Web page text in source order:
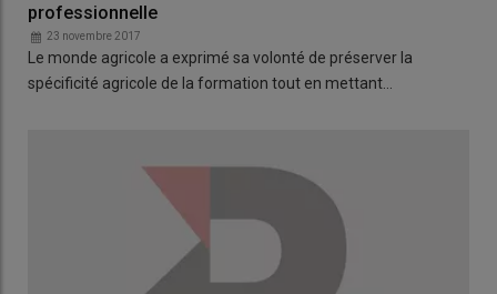
professionnelle
23 novembre 2017
Le monde agricole a exprimé sa volonté de préserver la
spécificité agricole de la formation tout en mettant…